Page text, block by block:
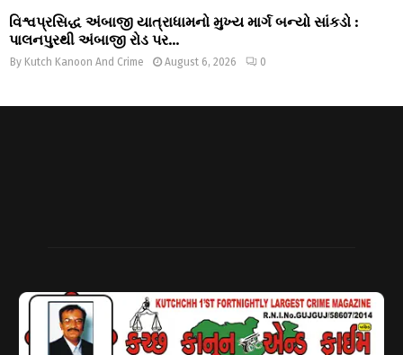
વિશ્વપ્રસિદ્ધ અંબાજી યાત્રાધામનો મુખ્ય માર્ગ બન્યો સાંકડો :
પાલનપુરથી અંબાજી રોડ પર...
By Kutch Kanoon And Crime August 6, 2026 0